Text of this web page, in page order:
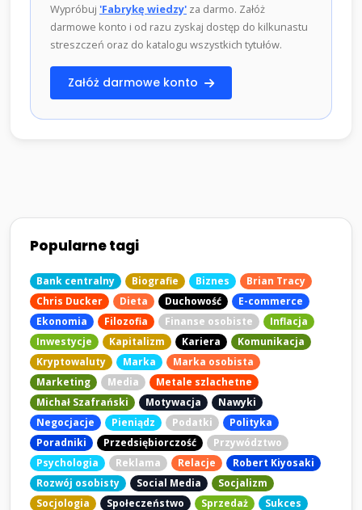
Wypróbuj 'Fabrykę wiedzy' za darmo. Załóż
darmowe konto i od razu zyskaj dostęp do kilkunastu
streszczeń oraz do katalogu wszystkich tytułów.
Załóż darmowe konto
Popularne tagi
Bank centralny Biografie Biznes
Brian Tracy
Chris Ducker
Dieta Duchowość
E-commerce
Ekonomia
Filozofia Finanse osobiste
Inflacja
Inwestycje
Kapitalizm Kariera
Komunikacja
Kryptowaluty
Marka
Marka osobista
Marketing
Media
Metale szlachetne
Michał Szafrański
Motywacja
Nawyki
Negocjacje
Pieniądz Podatki
Polityka
Poradniki
Przedsiębiorczość
Przywództwo
Psychologia
Reklama Relacje
Robert Kiyosaki
Rozwój osobisty
Social Media
Socjalizm
Socjologia
Społeczeństwo Sprzedaż
Sukces